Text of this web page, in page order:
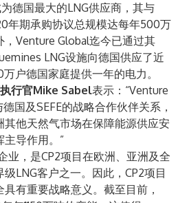
德国最大的LNG供应商，其与
年期承购协议总规模达每年500万
，Venture Global迄今已通过其
LNG设施向德国供应了近
户德国家庭提供一年的电力。
行官Mike Sabel表示：“Venture
国及SEFE的战略合作伙伴关系，
其他天然气市场在保障能源供应安
导作用。”
业，是CP2项目在欧洲、亚洲及全
LNG客户之一。因此，CP2项目
有重要战略意义。截至目前，